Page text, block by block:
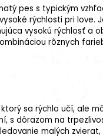
pes s typickým
rýchlosti pri
vysokú rýchlosť a
rôznych
sa rýchlo učí, ale
s dôrazom na
malých